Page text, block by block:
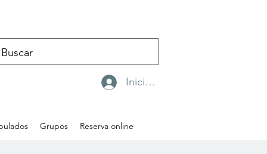
Iniciar sesión
Grupos Reserva online